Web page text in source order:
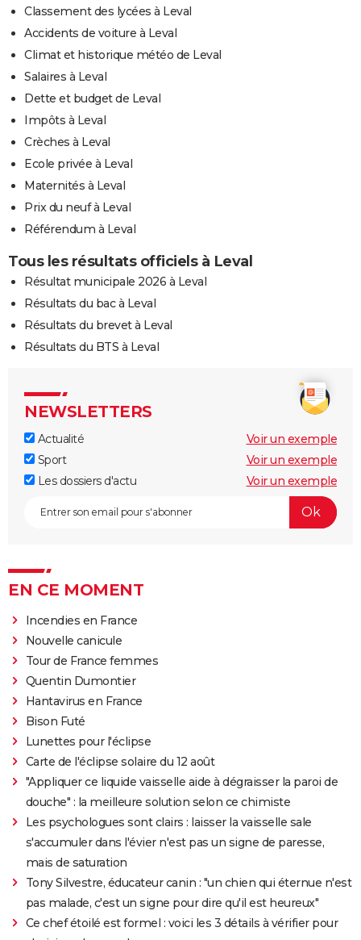
Classement des lycées à Leval
Accidents de voiture à Leval
Climat et historique météo de Leval
Salaires à Leval
Dette et budget de Leval
Impôts à Leval
Crèches à Leval
Ecole privée à Leval
Maternités à Leval
Prix du neuf à Leval
Référendum à Leval
Tous les résultats officiels à Leval
Résultat municipale 2026 à Leval
Résultats du bac à Leval
Résultats du brevet à Leval
Résultats du BTS à Leval
NEWSLETTERS
Actualité
Voir un exemple
Sport
Voir un exemple
Les dossiers d'actu
Voir un exemple
EN CE MOMENT
Incendies en France
Nouvelle canicule
Tour de France femmes
Quentin Dumontier
Hantavirus en France
Bison Futé
Lunettes pour l'éclipse
Carte de l'éclipse solaire du 12 août
"Appliquer ce liquide vaisselle aide à dégraisser la paroi de
douche" : la meilleure solution selon ce chimiste
Les psychologues sont clairs : laisser la vaisselle sale
s'accumuler dans l'évier n'est pas un signe de paresse,
mais de saturation
Tony Silvestre, éducateur canin : "un chien qui éternue n'est
pas malade, c'est un signe pour dire qu'il est heureux"
Ce chef étoilé est formel : voici les 3 détails à vérifier pour